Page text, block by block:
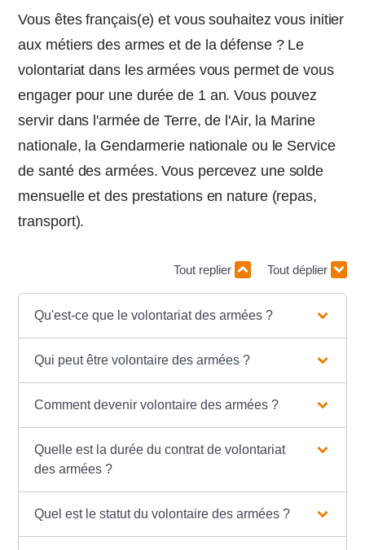
Vous êtes français(e) et vous souhaitez vous initier
aux métiers des armes et de la défense ? Le
volontariat dans les armées vous permet de vous
engager pour une durée de 1 an. Vous pouvez
servir dans l'armée de Terre, de l'Air, la Marine
nationale, la Gendarmerie nationale ou le Service
de santé des armées. Vous percevez une solde
mensuelle et des prestations en nature (repas,
transport).
Tout replier Tout déplier
Qu'est-ce que le volontariat des armées ?
Qui peut être volontaire des armées ?
Comment devenir volontaire des armées ?
Quelle est la durée du contrat de volontariat
des armées ?
Quel est le statut du volontaire des armées ?